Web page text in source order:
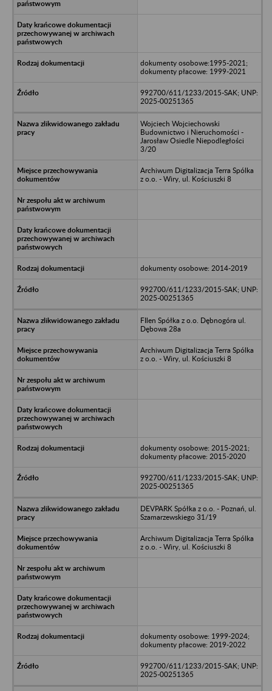
dokumenty osobowe:1995-2021;
dokumenty płacowe: 1999-2021
992700/611/1233/2015-SAK; UNP:
2025-00251365
Wojciech Wojciechowski
Budownictwo i Nieruchomości -
Jarosław Osiedle Niepodległości
3/20
Archiwum Digitalizacja Terra Spólka
z o.o. - Wiry, ul. Kościuszki 8
dokumenty osobowe: 2014-2019
992700/611/1233/2015-SAK; UNP:
2025-00251365
FIlen Spółka z o.o. Dębnogóra ul.
Dębowa 28a
Archiwum Digitalizacja Terra Spólka
z o.o. - Wiry, ul. Kościuszki 8
dokumenty osobowe: 2015-2021;
dokumenty płacowe: 2015-2020
992700/611/1233/2015-SAK; UNP:
2025-00251365
DEVPARK Spółka z o.o. - Poznań, ul.
Szamarzewskiego 31/19
Archiwum Digitalizacja Terra Spólka
z o.o. - Wiry, ul. Kościuszki 8
dokumenty osobowe: 1999-2024;
dokumenty płacowe: 2019-2022
992700/611/1233/2015-SAK; UNP:
2025-00251365